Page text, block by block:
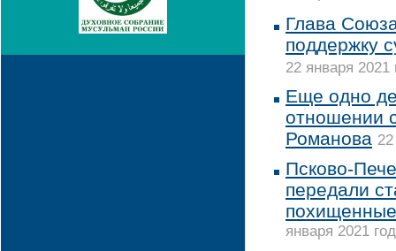
Глава
поддержку
22 января 2021
Еще одно
отношении
Романова
Псково-
передали
января 2021